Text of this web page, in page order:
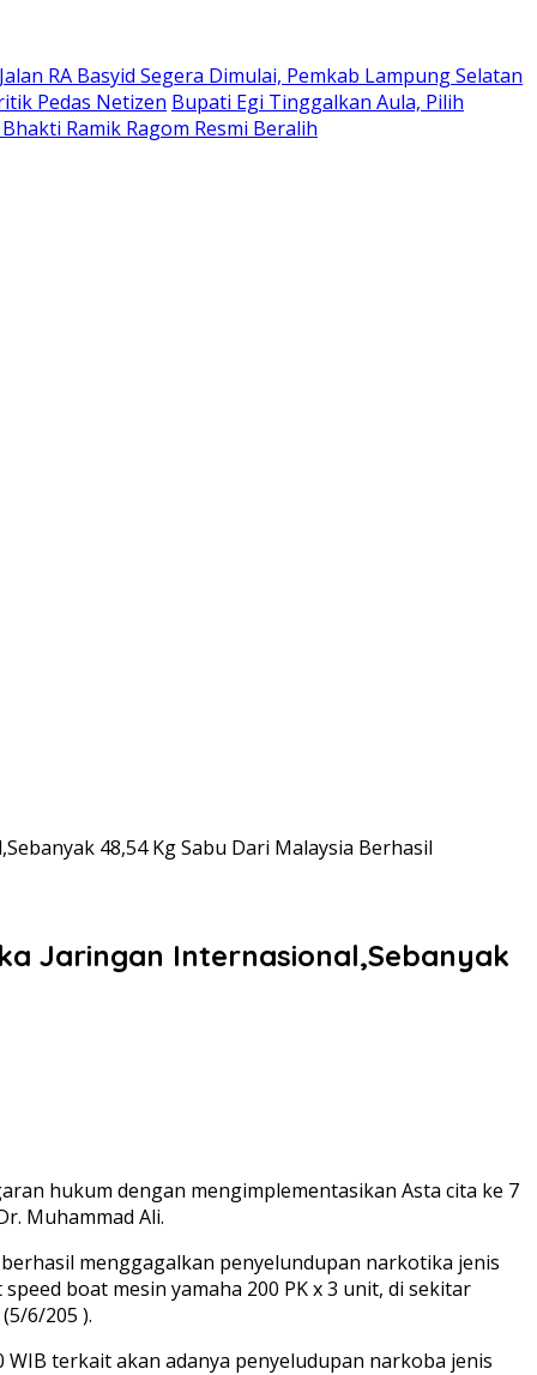
RA Basyid Segera Dimulai, Pemkab Lampung Selatan
Pedas Netizen Bupati Egi Tinggalkan Aula, Pilih
Ramik Ragom Resmi Beralih
48,54 Kg Sabu Dari Malaysia Berhasil
Jaringan Internasional,Sebanyak
hukum dengan mengimplementasikan Asta cita ke 7
Muhammad Ali.
berhasil menggagalkan penyelundupan narkotika jenis
boat mesin yamaha 200 PK x 3 unit, di sekitar
6/205 ).
terkait akan adanya penyeludupan narkoba jenis